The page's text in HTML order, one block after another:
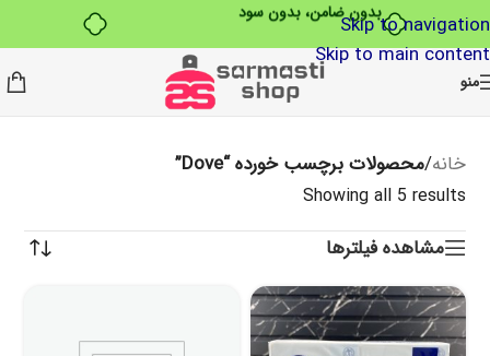
بدون ضامن، بدون سودSkip to navigation
Skip to main content
منو
خانه/محصولات برچسب خورده “Dove”
Showing all 5 results
مشاهده فیلترها